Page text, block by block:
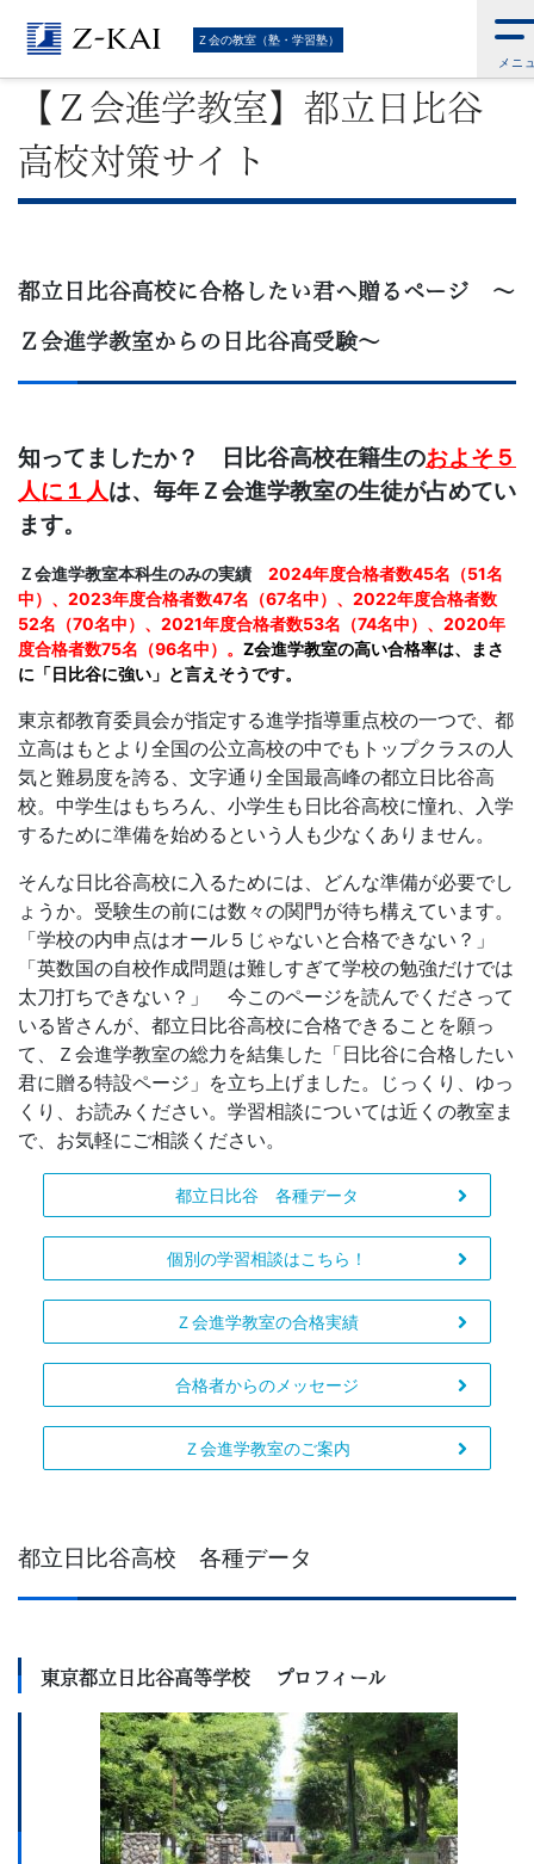
難
関
校
受
に
強
学
習
塾
Ｚ会の教室（塾・学習塾）
メニ
Ｚ会トップ> Ｚ会の教室（塾・学習塾）>特集：学校別 難関高校の特設ペ
ージ> 【Ｚ会進学教室】都立日比谷高校対策サイト
【Ｚ会進学教室】都立日比谷
高校対策サイト
都立日比谷高校に合格したい君へ贈るページ ～
Ｚ会進学教室からの日比谷高受験～
知ってましたか？ 日比谷高校在籍生のおよそ５
人に１人は、毎年Ｚ会進学教室の生徒が占めてい
ます。
Ｚ会進学教室本科生のみの実績 2024年度合格者数45名（51名
中）、2023年度合格者数47名（67名中）、 2022年度合格者数
52名（70名中）、2021年度合格者数53名（74名中）、2020年
度合格者数75名（96名中）。 Z会進学教室の高い合格率は、まさ
に「日比谷に強い」と言えそうです。
東京都教育委員会が指定する進学指導重点校の一つで、都
立高はもとより全国の公立高校の中でもトップクラスの人
気と難易度を誇る、文字通り全国最高峰の都立日比谷高
校。中学生はもちろん、小学生も日比谷高校に憧れ、入学
するために準備を始めるという人も少なくありません。
そんな日比谷高校に入るためには、どんな準備が必要でし
ょうか。受験生の前には数々の関門が待ち構えています。
「学校の内申点はオール５じゃないと合格できない？」
「英数国の自校作成問題は難しすぎて学校の勉強だけでは
太刀打ちできない？」 今このページを読んでくださって
いる皆さんが、都立日比谷高校に合格できることを願っ
て、Ｚ会進学教室の総力を結集した「日比谷に合格したい
君に贈る特設ページ」を立ち上げました。じっくり、ゆっ
くり、お読みください。学習相談については近くの教室ま
で、お気軽にご相談ください。
都立日比谷 各種データ
個別の学習相談はこちら！
Ｚ会進学教室の合格実績
合格者からのメッセージ
Ｚ会進学教室のご案内
都立日比谷高校 各種データ
東京都立日比谷高等学校 プロフィール